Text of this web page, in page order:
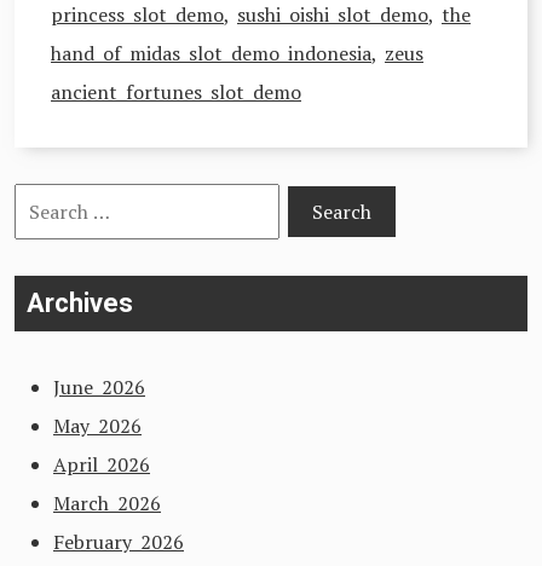
princess slot demo, sushi oishi slot demo, the
hand of midas slot demo indonesia, zeus
ancient fortunes slot demo
Search
for:
Archives
June 2026
May 2026
April 2026
March 2026
February 2026